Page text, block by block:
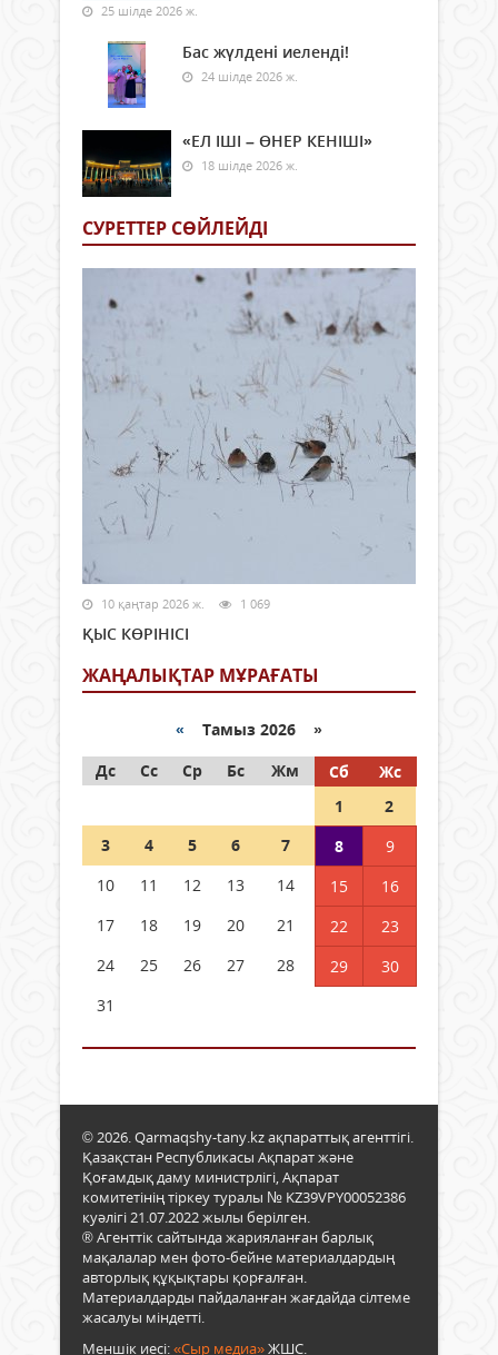
25 шілде 2026 ж.
Бас жүлдені иеленді!
24 шілде 2026 ж.
«ЕЛ ІШІ – ӨНЕР КЕНІШІ»
18 шілде 2026 ж.
СУРЕТТЕР СӨЙЛЕЙДI
10 қаңтар 2026 ж. 1 069
ҚЫС КӨРІНІСІ
ЖАҢАЛЫҚТАР МҰРАҒАТЫ
« Тамыз 2026 »
Дс
Сс Ср Бс Жм Сб
Жс
1
2
3
4 5 6 7 8
9
10
11 12 13 14 15
16
17
18 19 20 21 22
23
24
25 26 27 28 29
30
31
© 2026. Qarmaqshy-tany.kz ақпараттық агенттігі.
Қазақстан Республикасы Ақпарат және
Қоғамдық даму министрлігі, Ақпарат
комитетінің тіркеу туралы № KZ39VPY00052386
куәлігі 21.07.2022 жылы берілген.
® Агенттік сайтында жарияланған барлық
мақалалар мен фото-бейне материалдардың
авторлық құқықтары қорғалған.
Материалдарды пайдаланған жағдайда сілтеме
жасалуы міндетті.
Меншік иесі:«Сыр медиа»ЖШС.